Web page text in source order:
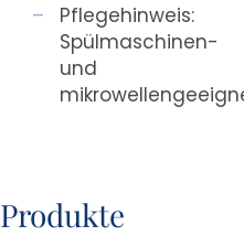
Pflegehinweis:
Spülmaschinen-
und